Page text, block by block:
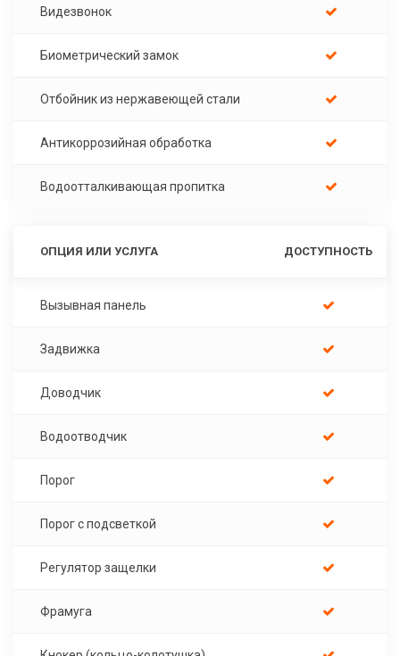
Видезвонок
Биометрический замок
Отбойник из нержавеющей стали
Антикоррозийная обработка
Водоотталкивающая пропитка
ОПЦИЯ ИЛИ УСЛУГА ДОСТУПНОСТЬ
Вызывная панель
Задвижка
Доводчик
Водоотводчик
Порог
Порог с подсветкой
Регулятор защелки
Фрамуга